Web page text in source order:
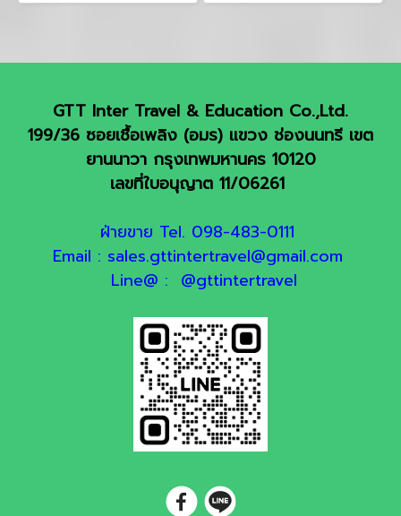
GTT Inter Travel & Education Co.,Ltd.
199/36 ซอยเชื้อเพลิง (อมร) แขวง ช่องนนทรี เขต
ยานนาวา กรุงเทพมหานคร 10120
เลขที่ใบอนุญาต 11/06261
ฝ่ายขาย Tel. 098-483-0111
Email : sales.gttintertravel@gmail.com
Line@ : @gttintertravel